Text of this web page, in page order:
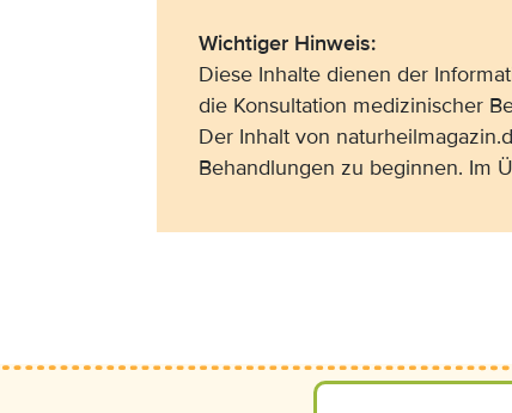
Wichtiger Hinweis:
Diese Inhalte dienen der
die Konsultation medizinischer
Der Inhalt von
Behandlungen zu beginnen. Im